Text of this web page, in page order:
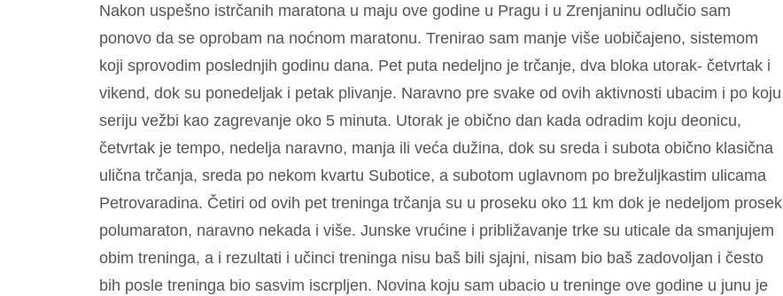
Nakon uspešno istrčanih maratona u maju ove godine u Pragu i u Zrenjaninu odlučio sam
ponovo da se oprobam na noćnom maratonu. Trenirao sam manje više uobičajeno, sistemom
koji sprovodim poslednjih godinu dana. Pet puta nedeljno je trčanje, dva bloka utorak- četvrtak i
vikend, dok su ponedeljak i petak plivanje. Naravno pre svake od ovih aktivnosti ubacim i po koju
seriju vežbi kao zagrevanje oko 5 minuta. Utorak je obično dan kada odradim koju deonicu,
četvrtak je tempo, nedelja naravno, manja ili veća dužina, dok su sreda i subota obično klasična
ulična trčanja, sreda po nekom kvartu Subotice, a subotom uglavnom po brežuljkastim ulicama
Petrovaradina. Četiri od ovih pet treninga trčanja su u proseku oko 11 km dok je nedeljom prosek
polumaraton, naravno nekada i više. Junske vrućine i približavanje trke su uticale da smanjujem
obim treninga, a i rezultati i učinci treninga nisu baš bili sjajni, nisam bio baš zadovoljan i često
bih posle treninga bio sasvim iscrpljen. Novina koju sam ubacio u treninge ove godine u junu je